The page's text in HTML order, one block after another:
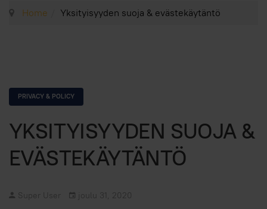
Home Yksityisyyden suoja & evästekäytäntö
PRIVACY & POLICY
YKSITYISYYDEN SUOJA &
EVÄSTEKÄYTÄNTÖ
Super User joulu 31, 2020